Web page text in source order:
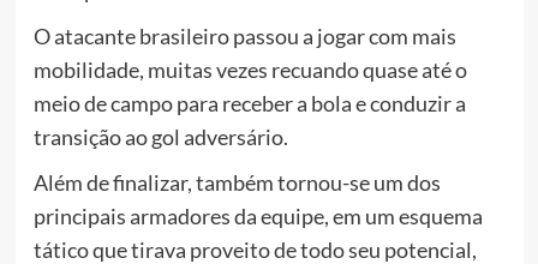
O atacante brasileiro passou a jogar com mais
mobilidade, muitas vezes recuando quase até o
meio de campo para receber a bola e conduzir a
transição ao gol adversário.
Além de finalizar, também tornou-se um dos
principais armadores da equipe, em um esquema
tático que tirava proveito de todo seu potencial,